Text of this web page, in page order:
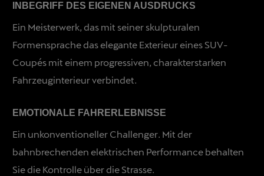
INBEGRIFF DES EIGENEN AUSDRUCKS
Ein Meisterwerk, das mit seiner skulpturalen
Formensprache das elegante Exterieur eines SUV-
Coupés mit einem progressiven, charakterstarken
Fahrzeuginterieur verbindet.
EMOTIONALE FAHRERLEBNISSE
Ein unkonventioneller Challenger. Mit der
bahnbrechenden elektrischen Performance behalten
Sie die Kontrolle über die Strasse.